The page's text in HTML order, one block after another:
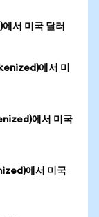
서 미국 달러
에서 미
에서 미국
에서 미국